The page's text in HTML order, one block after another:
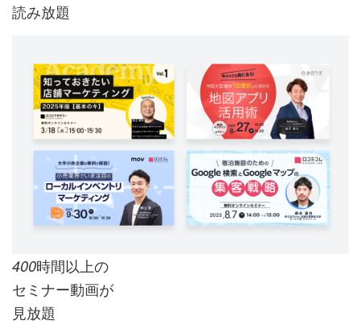
読み放題
400時間以上の
セミナー動画が
見放題